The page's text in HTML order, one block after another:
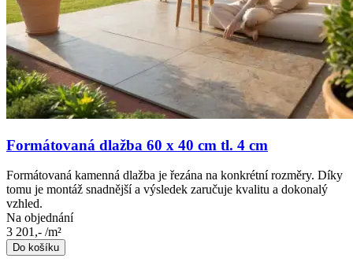
Formátovaná dlažba 60 x 40 cm tl. 4 cm
Formátovaná kamenná dlažba je řezána na konkrétní rozměry. Díky
tomu je montáž snadnější a výsledek zaručuje kvalitu a dokonalý
vzhled.
Na objednání
3 201,- /m²
Do košíku